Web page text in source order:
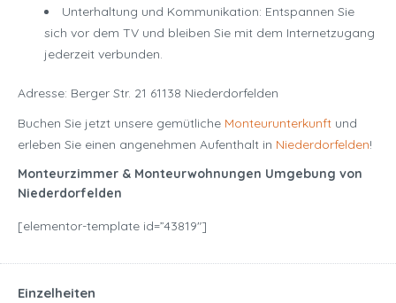
Unterhaltung und Kommunikation: Entspannen Sie
sich vor dem TV und bleiben Sie mit dem Internetzugang
jederzeit verbunden.
Adresse: Berger Str. 21 61138 Niederdorfelden
Buchen Sie jetzt unsere gemütliche Monteurunterkunft und
erleben Sie einen angenehmen Aufenthalt in Niederdorfelden!
Monteurzimmer & Monteurwohnungen Umgebung von
Niederdorfelden
[elementor-template id=”43819″]
Einzelheiten